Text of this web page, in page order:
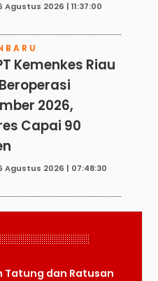
Agustus 2026 | 11:37:00
Kemenkes Riau
2026,
Capai 90
Agustus 2026 | 07:48:30
Tatung dan Ratusan